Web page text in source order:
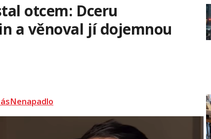
otcem: Dceru
a věnoval jí dojemnou